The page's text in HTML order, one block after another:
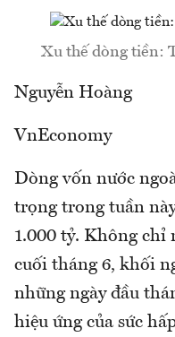
Xu thế dòng tiền:
Nguyễn Hoàng
VnEconomy
Dòng vốn nước
trọng trong tuần
1.000 tỷ. Không chỉ
cuối tháng 6, khối
những ngày đầu
hiệu ứng của sức